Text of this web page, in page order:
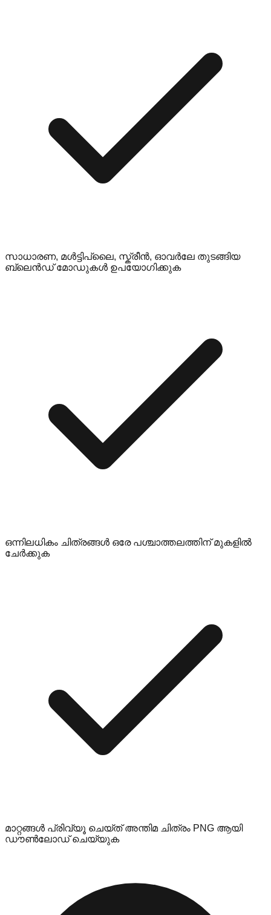
സാധാരണ, മൾട്ടിപ്ലൈ, സ്ക്രീൻ, ഓവർലേ തുടങ്ങിയ
ബ്ലെൻഡ് മോഡുകൾ ഉപയോഗിക്കുക
ഒന്നിലധികം ചിത്രങ്ങൾ ഒരേ പശ്ചാത്തലത്തിന് മുകളിൽ
ചേർക്കുക
മാറ്റങ്ങൾ പ്രിവ്യൂ ചെയ്ത് അന്തിമ ചിത്രം PNG ആയി
ഡൗൺലോഡ് ചെയ്യുക